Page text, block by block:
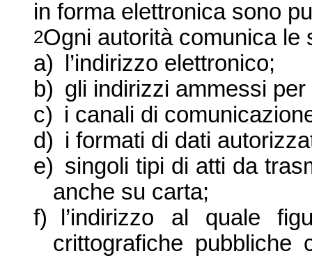
in forma elettronica sono
2Ogni autorità comunica le
a)
l’indirizzo elettronico;
b) gli indirizzi ammessi
c) i canali di
d) i formati di dati
e) singoli tipi di atti da
anche su carta;
f)
l’indirizzo al quale
crittografiche